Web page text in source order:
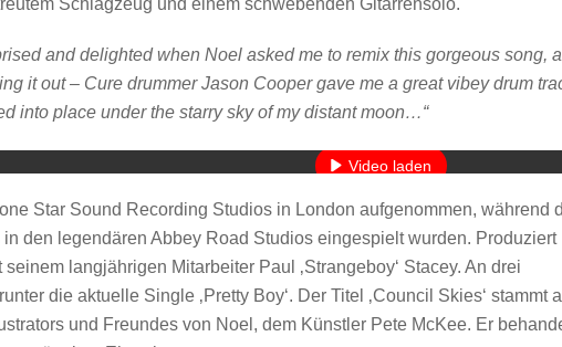
and delighted when Noel asked me to remix this gorgeous song,
it out – Cure drummer Jason Cooper gave me a great vibey drum
into place under the starry sky of my distant moon…“
Mit dem Laden des Videos akzeptieren Sie die
Mehr erfahren
Video laden
YouTube immer entsperren
Star Sound Recording Studios in London aufgenommen, während
den legendären Abbey Road Studios eingespielt wurden. Produziert
langjährigen Mitarbeiter Paul ‚Strangeboy‘ Stacey. An drei
die aktuelle Single ‚Pretty Boy‘. Der Titel ‚Council Skies‘ stammt
und Freundes von Noel, dem Künstler Pete McKee. Er